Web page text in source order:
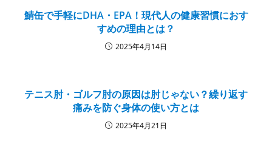
鯖缶で手軽にDHA・EPA！現代人の健康習慣におす
すめの理由とは？
2025年4月14日
テニス肘・ゴルフ肘の原因は肘じゃない？繰り返す
痛みを防ぐ身体の使い方とは
2025年4月21日